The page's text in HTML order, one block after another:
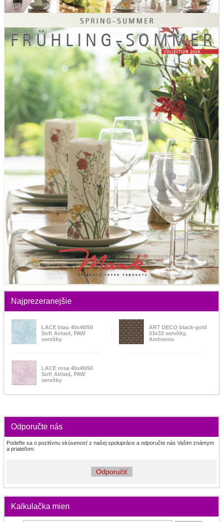
Najprezeranejšie
LACE blau 40x40/50
Soft Airlaid, PAW
servítky
ART DECO black-gold
33x33 servítky,
Ambiente
LACE rosa 40x40/50
Soft Airlaid, PAW
servítky
Odporučte nás
Podeľte sa o pozitívnu skúsenosť z našej spolupráce a odporučte nás Vašim známym
a priateľom:
Odporučiť
Kalkulačka mien